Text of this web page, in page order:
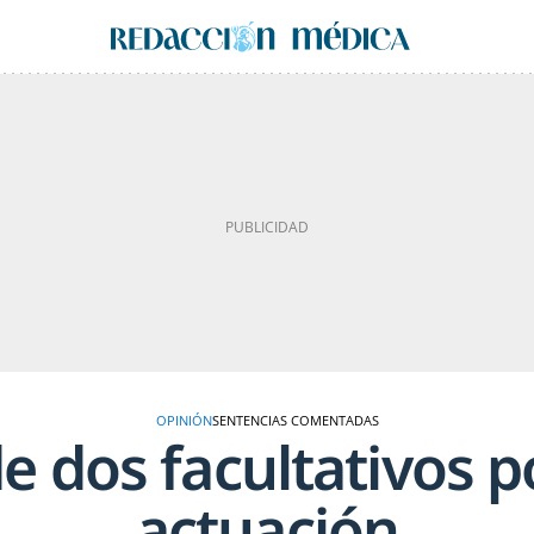
OPINIÓNSENTENCIAS COMENTADAS
dos facultativos